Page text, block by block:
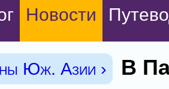
Новости
Юж. Азии ›
В